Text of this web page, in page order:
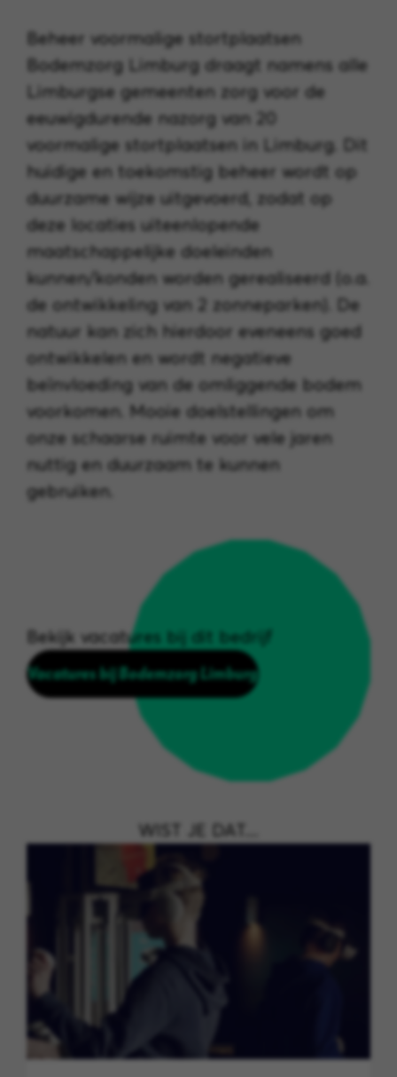
Beheer voormalige stortplaatsen
Bodemzorg Limburg draagt namens alle
Limburgse gemeenten zorg voor de
eeuwigdurende nazorg van 20
voormalige stortplaatsen in Limburg. Dit
huidige en toekomstig beheer wordt op
duurzame wijze uitgevoerd, zodat op
deze locaties uiteenlopende
maatschappelijke doeleinden
kunnen/konden worden gerealiseerd (o.a.
de ontwikkeling van 2 zonneparken). De
natuur kan zich hierdoor eveneens goed
ontwikkelen en wordt negatieve
beïnvloeding van de omliggende bodem
voorkomen. Mooie doelstellingen om
onze schaarse ruimte voor vele jaren
nuttig en duurzaam te kunnen
gebruiken.
Bekijk vacatures bij dit bedrijf
Vacatures bij Bodemzorg Limburg
WIST JE DAT....